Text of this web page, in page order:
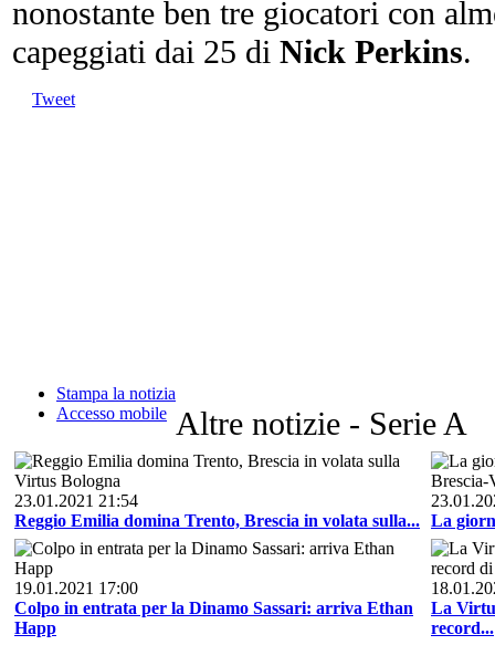
nonostante ben tre giocatori con
capeggiati dai 25 di Nick Perkins.
Tweet
Stampa la notizia
Accesso mobile Altre notizie - Serie A
23.01.2021 21:54
Reggio Emilia domina Trento, Brescia in volata sulla... La
19.01.2021 17:00
Colpo in entrata per la Dinamo Sassari: arriva Ethan
Happ
La
record...